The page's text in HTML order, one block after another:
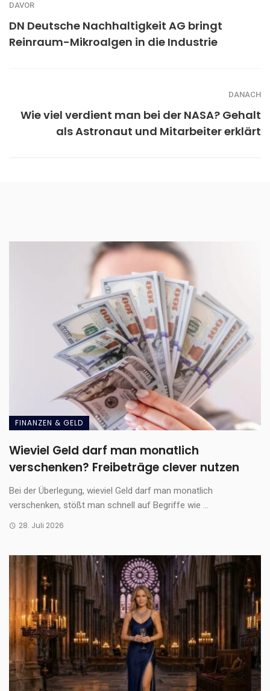
DAVOR
DN Deutsche Nachhaltigkeit AG bringt
Reinraum-Mikroalgen in die Industrie
DANACH
Wie viel verdient man bei der NASA? Gehalt
als Astronaut und Mitarbeiter erklärt
FINANZEN & GELD
Wieviel Geld darf man monatlich
verschenken? Freibeträge clever nutzen
Bei der Überlegung, wieviel Geld darf man monatlich
verschenken, stößt man schnell auf Begriffe wie ...
28. Juli 2026